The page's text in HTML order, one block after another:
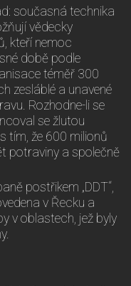
současná technika
vědecky
kteří nemoc
době podle
téměř 300
zesláblé a unavené
Rozhodne-li se
se žlutou
tím, že 600 milionů
potraviny a společně
postřikem „DDT“,
v Řecku a
v oblastech, jež byly